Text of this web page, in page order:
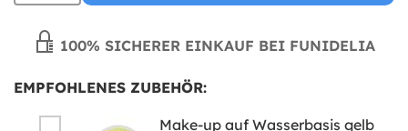
100% SICHERER EINKAUF BEI FUNIDELIA
EMPFOHLENES ZUBEHÖR:
Make-up auf Wasserbasis gelb